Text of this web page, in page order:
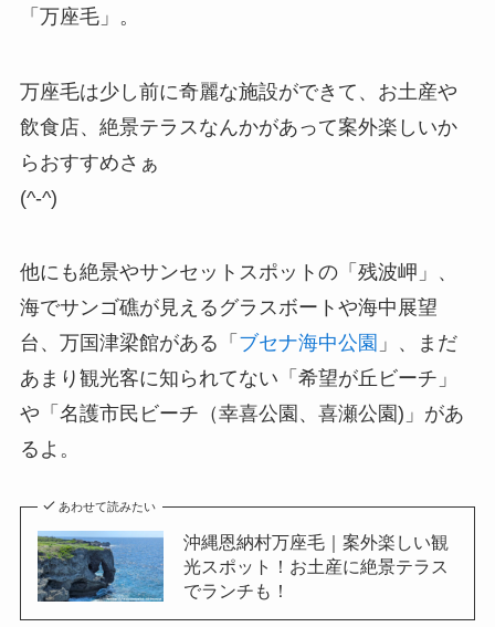
「万座毛」。
万座毛は少し前に奇麗な施設ができて、お土産や
飲食店、絶景テラスなんかがあって案外楽しいか
らおすすめさぁ
(^-^)
他にも絶景やサンセットスポットの「残波岬」、
海でサンゴ礁が見えるグラスボートや海中展望
台、万国津梁館がある「 ブセナ海中公園 」、まだ
あまり観光客に知られてない「希望が丘ビーチ」
や「名護市民ビーチ（幸喜公園、喜瀬公園)」があ
るよ。
あわせて読みたい
沖縄恩納村万座毛｜案外楽しい観
光スポット！お土産に絶景テラス
でランチも！